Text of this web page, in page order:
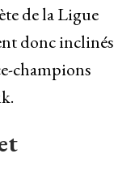
de la Ligue
donc inclinés
champions